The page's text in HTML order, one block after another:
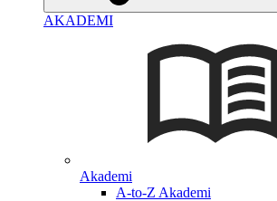
AKADEMI
Akademi
A-to-Z Akademi